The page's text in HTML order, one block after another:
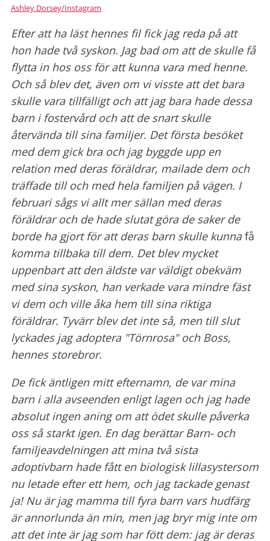
Ashley Dorsey/Instagram
Efter att ha läst hennes fil fick jag reda på att
hon hade två syskon. Jag bad om att de skulle få
flytta in hos oss ​​för att kunna vara med henne.
Och så blev det, även om vi visste att det bara
skulle vara tillfälligt och att jag bara hade dessa
barn i fostervård och att de snart skulle
återvända till sina familjer. Det första besöket
med dem gick bra och jag byggde upp en
relation med deras föräldrar, mailade dem och
träffade till och med hela familjen på vägen. I
februari sågs vi allt mer sällan med deras
föräldrar och de hade slutat göra de saker de
borde ha gjort för att deras barn skulle kunnafå
komma tillbaka till dem. Det blev mycket
uppenbart att den äldste var väldigt obekväm
med sina syskon, han verkade vara mindre fäst
vi dem och ville åka hem till sina riktiga
föräldrar. Tyvärr blev det inte så, men till slut
lyckades jag adoptera "Törnrosa" och Boss,
hennes storebror.
De fick äntligen mitt efternamn, de var mina
barn i alla avseenden enligt lagen och jag hade
absolut ingen aning om att ödet skulle påverka
oss så starkt igen. En dag berättar Barn- och
familjeavdelningen att mina två sista
adoptivbarn hade fått en biologisk lillasystersom
nu letade efter ett hem, och jag tackade genast
ja! Nu är jag mamma till fyra barn vars hudfärg
är annorlunda än min, men jag bryr mig inte om
att det inte är jag som har fött dem: jag är deras